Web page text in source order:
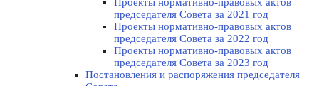
председателя Cовета за 2021 год
Проекты нормативно-правовых актов
председателя Cовета за 2022 год
Проекты нормативно-правовых актов
председателя Cовета за 2023 год
Постановления и распоряжения председателя